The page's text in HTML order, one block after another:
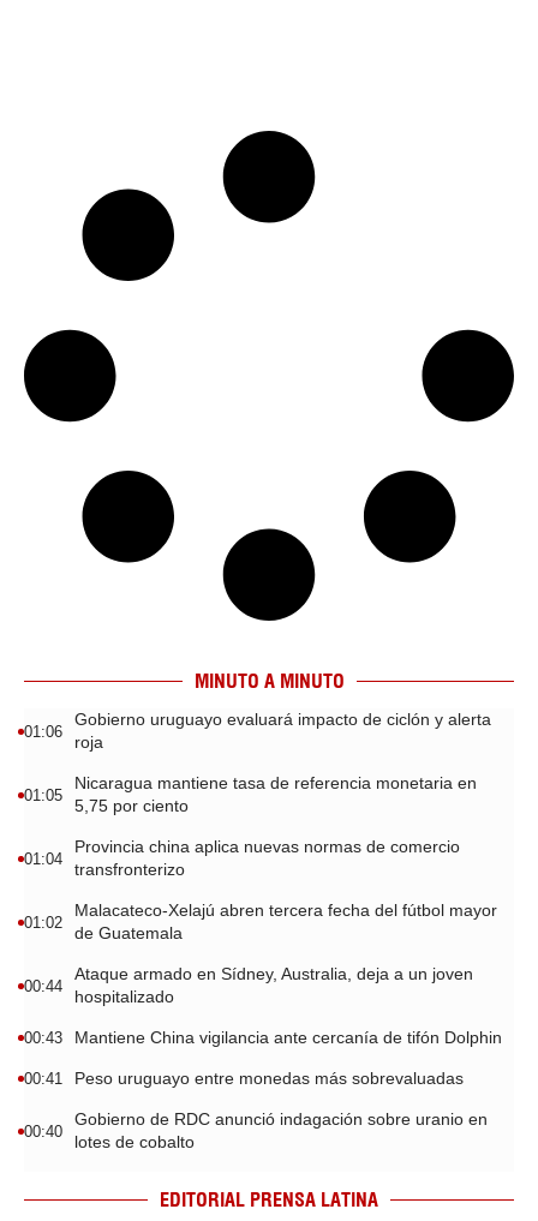
MINUTO A MINUTO
01:06
Gobierno uruguayo evaluará impacto de ciclón y alerta
roja
01:05
Nicaragua mantiene tasa de referencia monetaria en
5,75 por ciento
01:04
Provincia china aplica nuevas normas de comercio
transfronterizo
01:02
Malacateco-Xelajú abren tercera fecha del fútbol mayor
de Guatemala
00:44
Ataque armado en Sídney, Australia, deja a un joven
hospitalizado
00:43 Mantiene China vigilancia ante cercanía de tifón Dolphin
00:41 Peso uruguayo entre monedas más sobrevaluadas
00:40
Gobierno de RDC anunció indagación sobre uranio en
lotes de cobalto
EDITORIAL PRENSA LATINA